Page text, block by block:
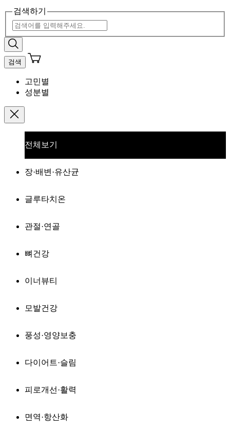
검색하기
검색
고민별
성분별
전체보기
장·배변·유산균
글루타치온
관절·연골
뼈건강
이너뷰티
모발건강
풍성·영양보충
다이어트·슬림
피로개선·활력
면역·항산화